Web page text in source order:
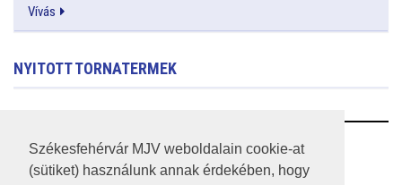
Székesfehérvár MJV weboldalain cookie-at
(sütiket) használunk annak érdekében, hogy
Vívás
NYITOTT TORNATERMEK
RSS